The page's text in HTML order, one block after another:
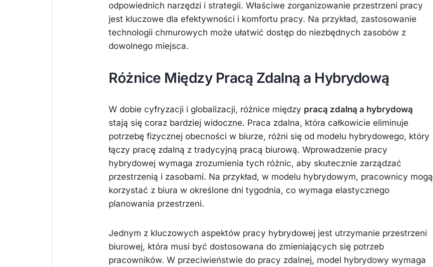
odpowiednich narzędzi i strategii. Właściwe zorganizowanie przestrzeni pracy
jest kluczowe dla efektywności i komfortu pracy. Na przykład, zastosowanie
technologii chmurowych może ułatwić dostęp do niezbędnych zasobów z
dowolnego miejsca.
Różnice Między Pracą Zdalną a Hybrydową
W dobie cyfryzacji i globalizacji, różnice między pracą zdalną a hybrydową
stają się coraz bardziej widoczne. Praca zdalna, która całkowicie eliminuje
potrzebę fizycznej obecności w biurze, różni się od modelu hybrydowego, który
łączy pracę zdalną z tradycyjną pracą biurową. Wprowadzenie pracy
hybrydowej wymaga zrozumienia tych różnic, aby skutecznie zarządzać
przestrzenią i zasobami. Na przykład, w modelu hybrydowym, pracownicy mogą
korzystać z biura w określone dni tygodnia, co wymaga elastycznego
planowania przestrzeni.
Jednym z kluczowych aspektów pracy hybrydowej jest utrzymanie przestrzeni
biurowej, która musi być dostosowana do zmieniających się potrzeb
pracowników. W przeciwieństwie do pracy zdalnej, model hybrydowy wymaga